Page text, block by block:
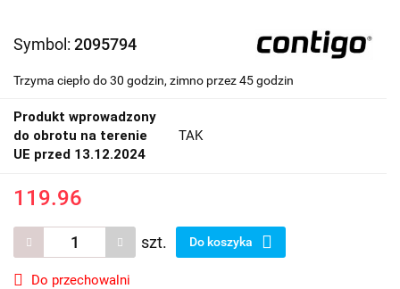
Symbol: 2095794
Trzyma ciepło do 30 godzin, zimno przez 45 godzin
Produkt wprowadzony
do obrotu na terenie
UE przed 13.12.2024
TAK
119.96
szt. Do koszyka
Do przechowalni